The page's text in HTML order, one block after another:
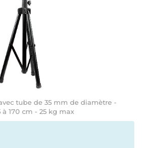
tube de 35 mm de diamètre -
170 cm - 25 kg max